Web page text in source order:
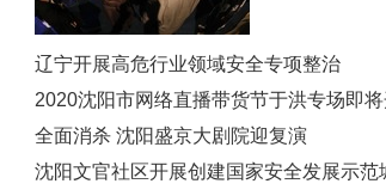
辽宁开展高危行业领域安全专项整治
2020沈阳市网络直播带货节于洪专场即
全面消杀 沈阳盛京大剧院迎复演
沈阳文官社区开展创建国家安全发展示范